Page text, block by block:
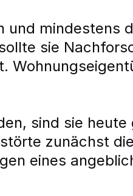
und mindestens
sie
sind sie heute
zunächst die
eines